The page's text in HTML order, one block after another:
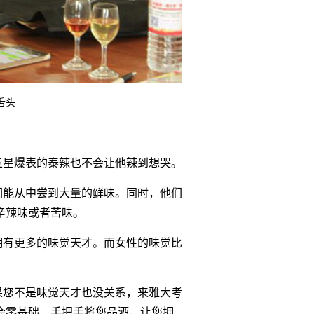
头
爆表的泰辣也不会让他辣到想哭。
从中尝到大量的鲜味。同时，他们
味或者苦味。
更多的味觉天才。而女性的味觉比
不是味觉天才也没关系，来雅大考